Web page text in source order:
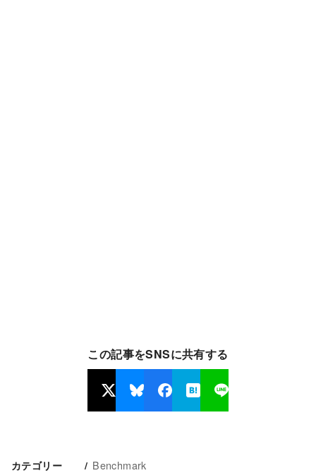
この記事をSNSに共有する
カテゴリー Benchmark